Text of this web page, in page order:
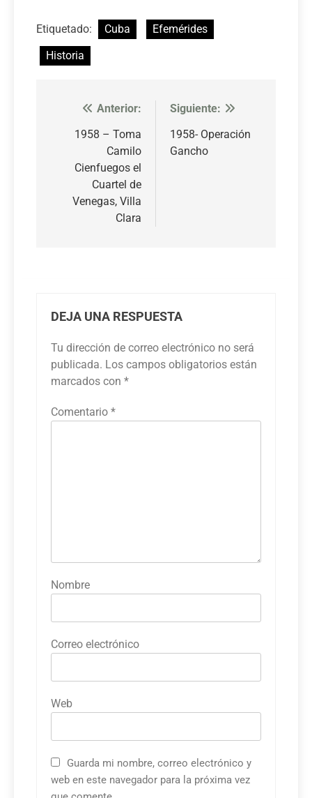
Etiquetado: Cuba
Efemérides
Historia
Navegación
entradas
Anterior:
1958 – Toma
Camilo
Cienfuegos el
Cuartel de
Venegas, Villa
Clara
Siguiente:
1958- Operación
Gancho
DEJA UNA RESPUESTA
Tu dirección de correo electrónico no será
publicada. Los campos obligatorios están
marcados con *
Comentario *
Nombre
Correo electrónico
Web
Guarda mi nombre, correo electrónico y
web en este navegador para la próxima vez